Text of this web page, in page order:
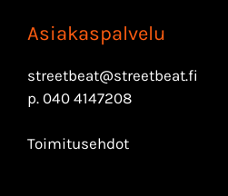
Asiakaspalvelu
streetbeat@streetbeat.fi
p. 040 4147208
Toimitusehdot